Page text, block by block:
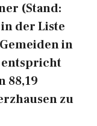
(Stand:
in der Liste
in
entspricht
88,19
zu